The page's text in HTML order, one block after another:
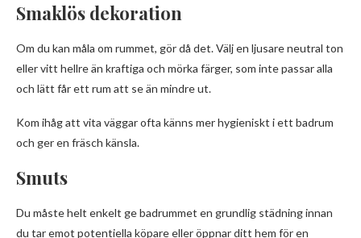
Smaklös dekoration
Om du kan måla om rummet, gör då det. Välj en ljusare neutral ton
eller vitt hellre än kraftiga och mörka färger, som inte passar alla
och lätt får ett rum att se än mindre ut.
Kom ihåg att vita väggar ofta känns mer hygieniskt i ett badrum
och ger en fräsch känsla.
Smuts
Du måste helt enkelt ge badrummet en grundlig städning innan
du tar emot potentiella köpare eller öppnar ditt hem för en